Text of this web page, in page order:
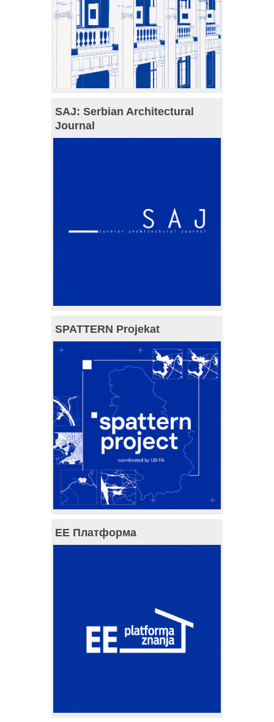
SAJ: Serbian Architectural
Journal
SPATTERN Projekat
ЕЕ Платформа